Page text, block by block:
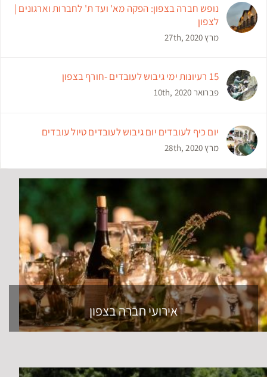
נופש חברה בצפון: הפקה מא' ועד ת' לחברות וארגונים |
לצפון
מרץ 27th, 2020
15 רעיונות ימי גיבוש לעובדים -חורף בצפון
פברואר 10th, 2020
יום כיף לעובדים יום גיבוש לעובדים טיול עובדים
מרץ 28th, 2020
אירועי חברה בצפון